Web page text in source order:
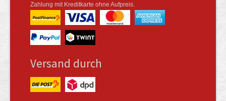
Zahlung mit Kreditkarte ohne Aufpreis.
Versand durch